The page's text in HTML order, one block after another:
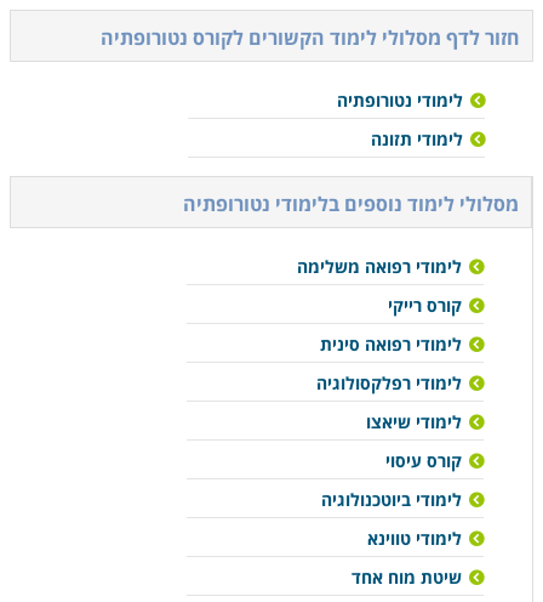
חזור לדף מסלולי לימוד הקשורים לקורס נטורופתיה
לימודי נטורופתיה
לימודי תזונה
מסלולי לימוד נוספים בלימודי נטורופתיה
לימודי רפואה משלימה
קורס רייקי
לימודי רפואה סינית
לימודי רפלקסולוגיה
לימודי שיאצו
קורס עיסוי
לימודי ביוטכנולוגיה
לימודי טווינא
שיטת מוח אחד